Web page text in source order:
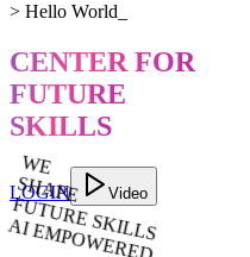
> Hello World_
CENTER FOR
FUTURE
SKILLS
LOGIN Video
WE
SHAPE
FUTURE SKILLS
AI EMPOWERED